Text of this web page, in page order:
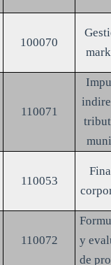
100070
110071
110053
110072
y
de